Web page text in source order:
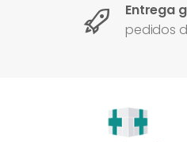
Entrega
pedidos